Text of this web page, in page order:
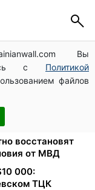
Вы
с Политикой
файлов
водителям
— штраф до 680
для
груз на
восстановят
от МВД
000:
ТЦК